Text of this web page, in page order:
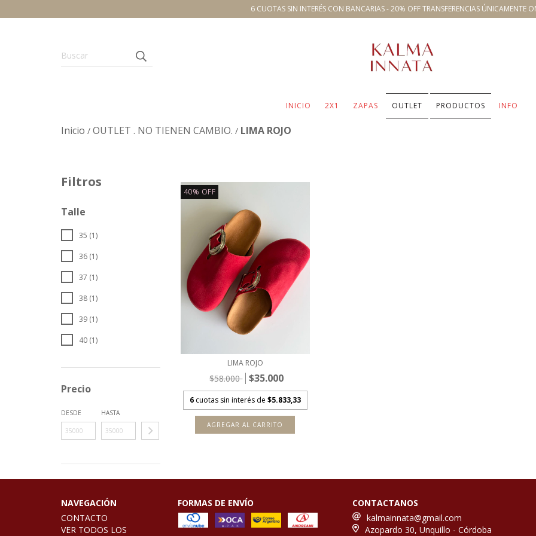
6 CUOTAS SIN INTERÉS CON BANCARIAS - 20% OFF TRANSFERENCIAS ÚNICAMENTE
INICIO 2X1 ZAPAS OUTLET PRODUCTOS INFO
Inicio / OUTLET . NO TIENEN CAMBIO. / LIMA ROJO
Filtros
Talle
35 (1)
36 (1)
37 (1)
38 (1)
39 (1)
40 (1)
Precio
DESDE HASTA
40% OFF
LIMA ROJO
$58.000 $35.000
6 cuotas sin interés de $5.833,33
AGREGAR AL CARRITO
NAVEGACIÓN
CONTACTO
VER TODOS LOS
FORMAS DE ENVÍO
CONTACTANOS
kalmainnata@gmail.com
Azopardo 30, Unquillo - Córdoba